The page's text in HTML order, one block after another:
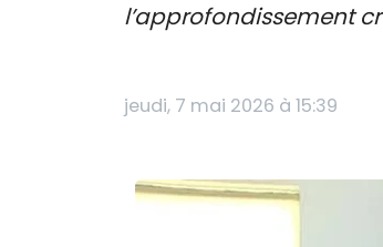
l’approfondissement
jeudi, 7 mai 2026 à 15:39